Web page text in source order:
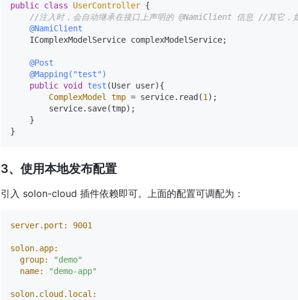
public class UserController {
//注入时，会自动继承在接口上声明的 @NamiClient 信息 //其它，
@NamiClient
    IComplexModelService complexModelService;
@Post
@Mapping("test")
public void test (User user){
ComplexModel
tmp = service.read(1 );
        service.save(tmp);
    }
3、使用本地发布配置
引入 solon-cloud 插件依赖即可。上面的配置可调配为：
server.port: 9001
solon.app:
group:
"demo"
name:
"demo-app"
solon.cloud.local: